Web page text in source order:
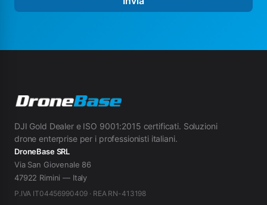
DJI Gold Dealer e ISO 9001:2015 certificati. Soluzioni
drone enterprise per i professionisti italiani.
DroneBase SRL
Via San Giovenale 86
47922 Rimini — Italy
P.IVA IT04456990409 · REA RN-413198